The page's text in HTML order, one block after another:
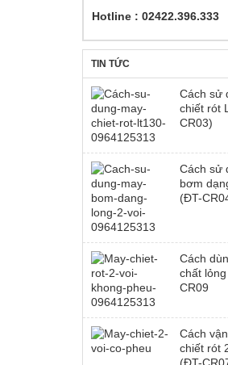
Hotline : 02422.396.333
TIN TỨC
Cách sử
chiết rót
CR03)
Cách sử
bơm
(ĐT-
Cách
chất
CR09
Cách
chiết rót